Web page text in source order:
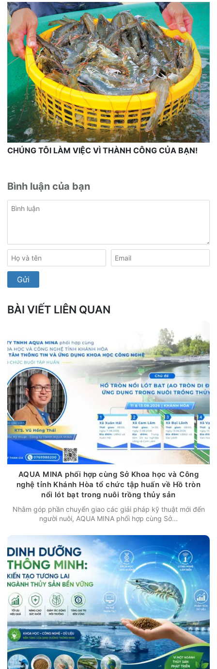
CHÚNG TÔI LÀM VIỆC VÌ THÀNH CÔNG CỦA BẠN!
Bình luận của bạn
BÀI VIẾT LIÊN QUAN
AQUA MINA phối hợp cùng Sở Khoa học và Công
nghệ tỉnh Khánh Hòa tổ chức tập huấn về Hồ tròn
nổi lót bạt trong nuôi trồng thủy sản
Nhằm góp phần chuyển giao các giải pháp kỹ thuật mới đến
người nuôi, AQUA MINA phối hợp cùng Sở...